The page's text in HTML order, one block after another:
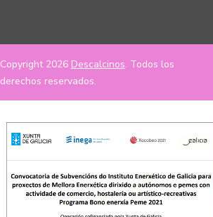
Copyright 2026 Descalcinos. Todos los
derechos reservados.